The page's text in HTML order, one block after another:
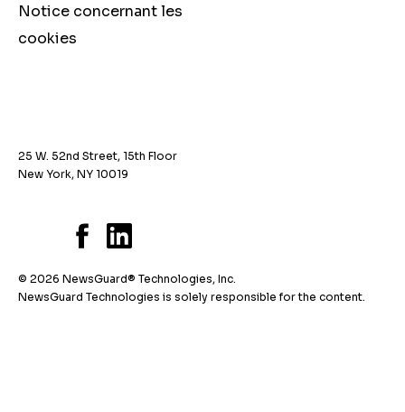
Notice concernant les
cookies
25 W. 52nd Street, 15th Floor
New York, NY 10019
© 2026 NewsGuard® Technologies, Inc.
NewsGuard Technologies is solely responsible for the content.